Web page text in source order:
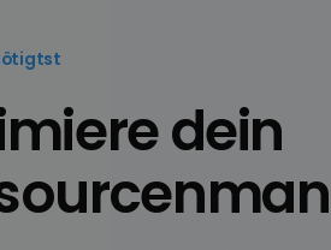
dein